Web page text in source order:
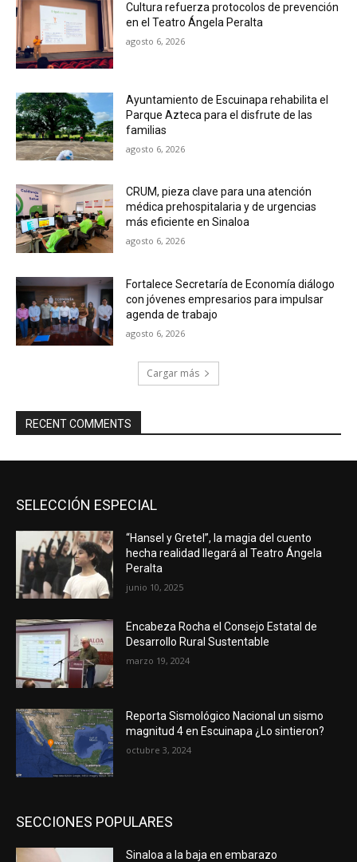
Cultura refuerza protocolos de prevención
en el Teatro Ángela Peralta
agosto 6, 2026
Ayuntamiento de Escuinapa rehabilita el
Parque Azteca para el disfrute de las
familias
agosto 6, 2026
CRUM, pieza clave para una atención
médica prehospitalaria y de urgencias
más eficiente en Sinaloa
agosto 6, 2026
Fortalece Secretaría de Economía diálogo
con jóvenes empresarios para impulsar
agenda de trabajo
agosto 6, 2026
Cargar más
RECENT COMMENTS
SELECCIÓN ESPECIAL
“Hansel y Gretel”, la magia del cuento
hecha realidad llegará al Teatro Ángela
Peralta
junio 10, 2025
Encabeza Rocha el Consejo Estatal de
Desarrollo Rural Sustentable
marzo 19, 2024
Reporta Sismológico Nacional un sismo
magnitud 4 en Escuinapa ¿Lo sintieron?
octubre 3, 2024
SECCIONES POPULARES
Sinaloa a la baja en embarazo